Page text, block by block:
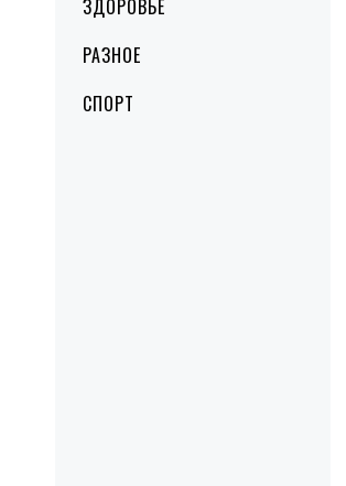
ЗДОРОВЬЕ
РАЗНОЕ
СПОРТ